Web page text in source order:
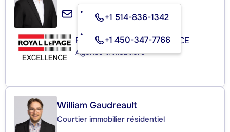
+1 514-836-1342
+1 450-347-7766
ROYAL LEPAGE EXCELLENCE
Agence immobilière
William Gaudreault
Courtier immobilier résidentiel